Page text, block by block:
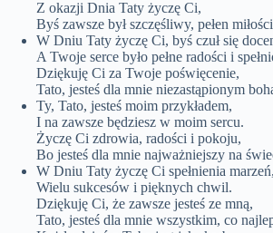
Z okazji Dnia Taty życzę Ci,
Byś zawsze był szczęśliwy, pełen
W Dniu Taty życzę Ci, byś czuł się
A Twoje serce było pełne radości i
Dziękuję Ci za Twoje poświęcenie,
Tato, jesteś dla mnie niezastąpionym
Ty, Tato, jesteś moim przykładem,
I na zawsze będziesz w moim sercu.
Życzę Ci zdrowia, radości i pokoju,
Bo jesteś dla mnie najważniejszy na
W Dniu Taty życzę Ci spełnienia marzeń,
Wielu sukcesów i pięknych chwil.
Dziękuję Ci, że zawsze jesteś ze mną,
Tato, jesteś dla mnie wszystkim, co